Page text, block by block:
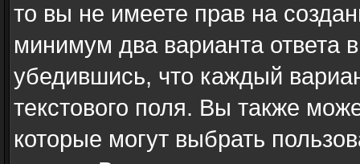
то вы не имеете прав на
минимум два варианта ответа
убедившись, что каждый
текстового поля. Вы также
которые могут выбрать